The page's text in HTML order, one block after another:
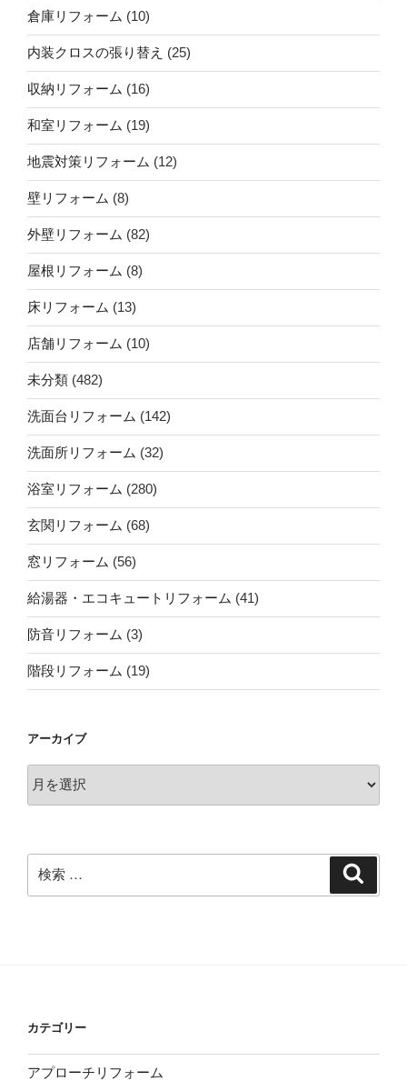
倉庫リフォーム (10)
内装クロスの張り替え (25)
収納リフォーム (16)
和室リフォーム (19)
地震対策リフォーム (12)
壁リフォーム (8)
外壁リフォーム (82)
屋根リフォーム (8)
床リフォーム (13)
店舗リフォーム (10)
未分類 (482)
洗面台リフォーム (142)
洗面所リフォーム (32)
浴室リフォーム (280)
玄関リフォーム (68)
窓リフォーム (56)
給湯器・エコキュートリフォーム (41)
防音リフォーム (3)
階段リフォーム (19)
アーカイブ
ー
索:
カテゴリー
アプローチリフォーム